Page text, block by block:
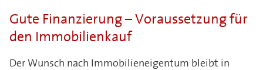
Gute Finanzierung – Voraussetzung für
den Immobilienkauf
Der Wunsch nach Immobilieneigentum bleibt in